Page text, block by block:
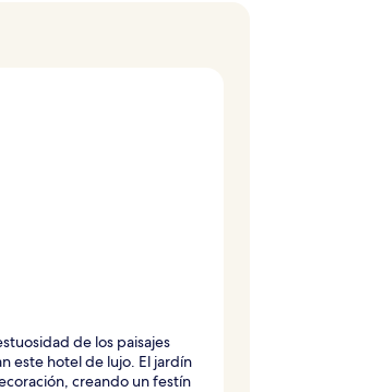
de los paisajes
este hotel de lujo. El jardín
creando un festín